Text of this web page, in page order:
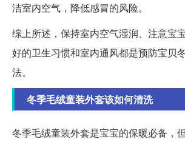
洁室内空气，降低感冒的风险。
综上所述，保持室内空气湿润、注意宝
好的卫生习惯和室内通风都是预防宝贝
法。
冬季毛绒童装外套该如何清洗
冬季毛绒童装外套是宝宝的保暖必备，